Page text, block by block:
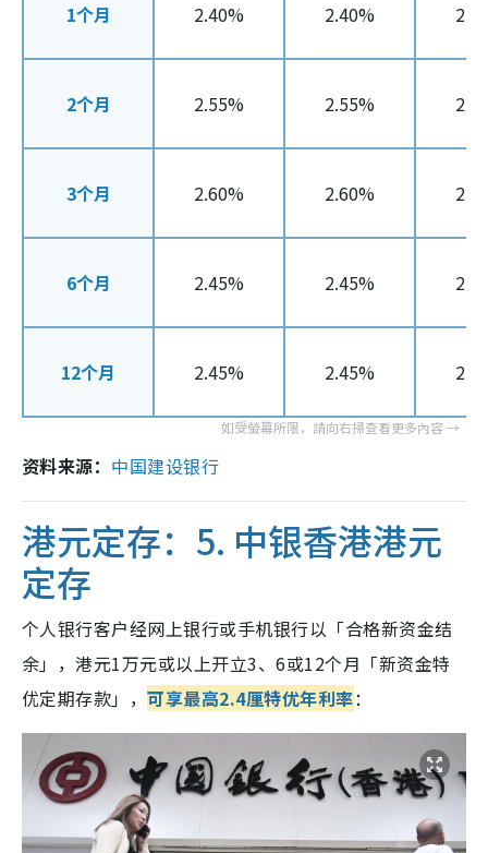
1个月 2.40% 2.40%
2个月 2.55% 2.55%
3个月 2.60% 2.60%
6个月 2.45% 2.45%
12个月 2.45% 2.45%
资料来源： 中国建设银行
港元定存：5. 中银香港港元
定存
个人银行客户经网上银行或手机银行以「合格新资金结
余」，港元1万元或以上开立3、6或12个月「新资金特
优定期存款」，可享最高2.4厘特优年利率：